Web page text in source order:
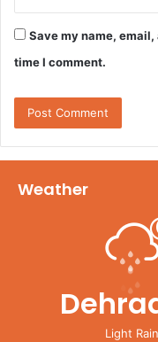
Save my name,
time I comment.
Weather
Light Rain